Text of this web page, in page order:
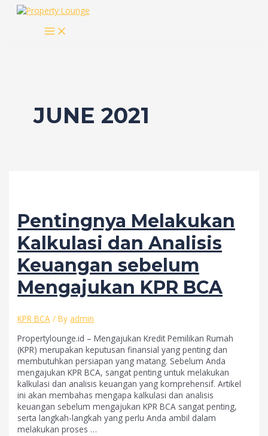
Skip
MAIN
MENU
JUNE 2021
Pentingnya Melakukan
Kalkulasi dan Analisis
Keuangan sebelum
Mengajukan KPR BCA
KPR BCA / By admin
Propertylounge.id – Mengajukan Kredit Pemilikan Rumah
(KPR) merupakan keputusan finansial yang penting dan
membutuhkan persiapan yang matang. Sebelum Anda
mengajukan KPR BCA, sangat penting untuk melakukan
kalkulasi dan analisis keuangan yang komprehensif. Artikel
ini akan membahas mengapa kalkulasi dan analisis
keuangan sebelum mengajukan KPR BCA sangat penting,
serta langkah-langkah yang perlu Anda ambil dalam
melakukan proses …